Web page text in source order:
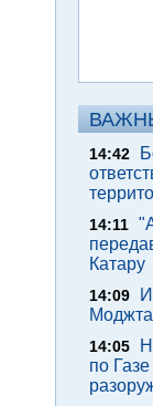
14:42
14:11
Катару
14:09
14:05
по